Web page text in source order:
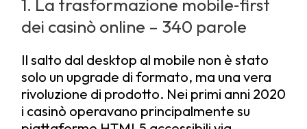
1. La trasformazione mobile‑first
dei casinò online – 340 parole
Il salto dal desktop al mobile non è stato
solo un upgrade di formato, ma una vera
rivoluzione di prodotto. Nei primi anni 2020
i casinò operavano principalmente su